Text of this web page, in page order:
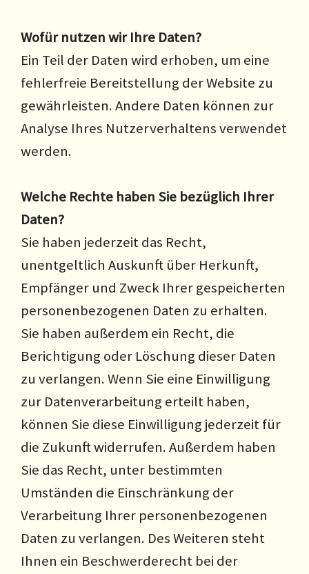
Wofür nutzen wir Ihre Daten?
Ein Teil der Daten wird erhoben, um eine
fehlerfreie Bereitstellung der Website zu
gewährleisten. Andere Daten können zur
Analyse Ihres Nutzerverhaltens verwendet
werden.
Welche Rechte haben Sie bezüglich Ihrer
Daten?
Sie haben jederzeit das Recht,
unentgeltlich Auskunft über Herkunft,
Empfänger und Zweck Ihrer gespeicherten
personenbezogenen Daten zu erhalten.
Sie haben außerdem ein Recht, die
Berichtigung oder Löschung dieser Daten
zu verlangen. Wenn Sie eine Einwilligung
zur Datenverarbeitung erteilt haben,
können Sie diese Einwilligung jederzeit für
die Zukunft widerrufen. Außerdem haben
Sie das Recht, unter bestimmten
Umständen die Einschränkung der
Verarbeitung Ihrer personenbezogenen
Daten zu verlangen. Des Weiteren steht
Ihnen ein Beschwerderecht bei der